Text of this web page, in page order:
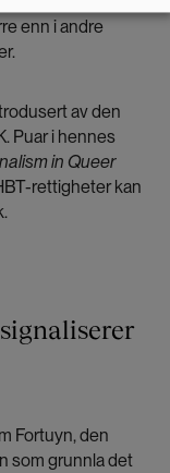
enn i andre
av den
Puar i hennes
in Queer
rettigheter kan
Fortuyn, den
som grunnla det